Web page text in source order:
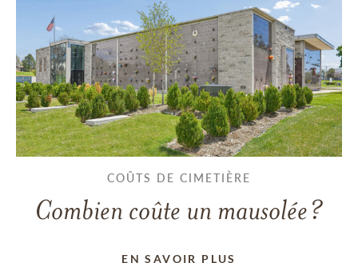
COÛTS DE CIMETIÈRE
Combien coûte un mausolée?
EN SAVOIR PLUS